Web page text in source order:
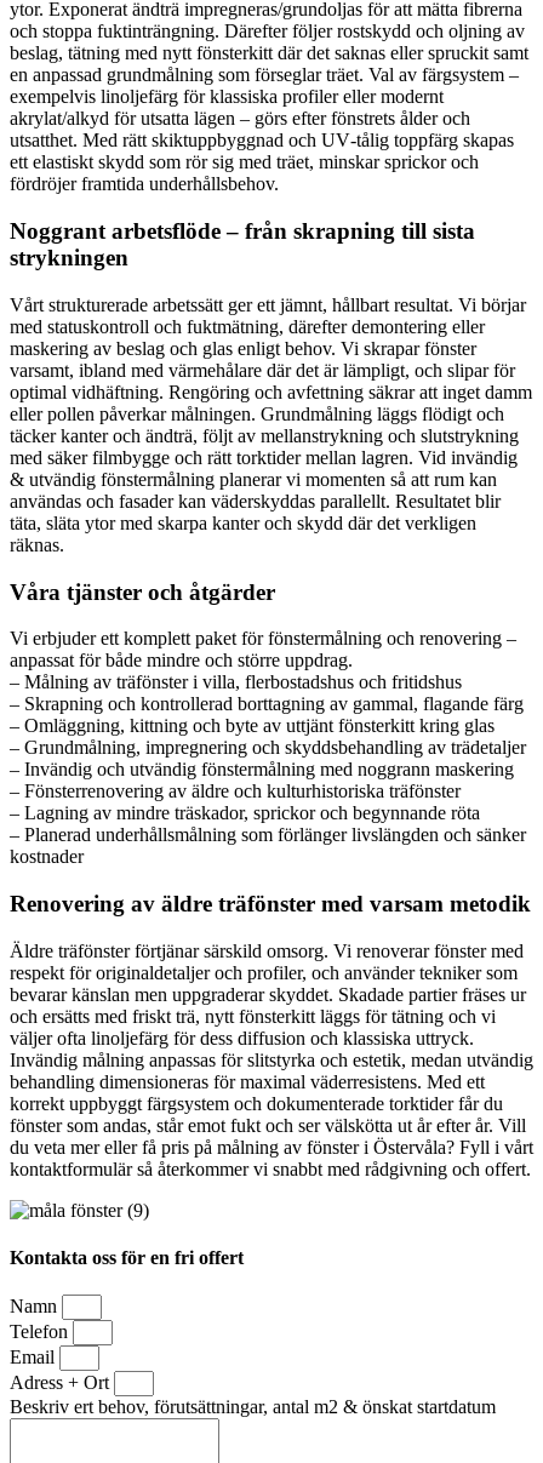
ytor. Exponerat ändträ impregneras/grundoljas för att mätta fibrerna
och stoppa fuktinträngning. Därefter följer rostskydd och oljning av
beslag, tätning med nytt fönsterkitt där det saknas eller spruckit samt
en anpassad grundmålning som förseglar träet. Val av färgsystem –
exempelvis linoljefärg för klassiska profiler eller modernt
akrylat/alkyd för utsatta lägen – görs efter fönstrets ålder och
utsatthet. Med rätt skiktuppbyggnad och UV‑tålig toppfärg skapas
ett elastiskt skydd som rör sig med träet, minskar sprickor och
fördröjer framtida underhållsbehov.
Noggrant arbetsflöde – från skrapning till sista
strykningen
Vårt strukturerade arbetssätt ger ett jämnt, hållbart resultat. Vi börjar
med statuskontroll och fuktmätning, därefter demontering eller
maskering av beslag och glas enligt behov. Vi skrapar fönster
varsamt, ibland med värmehålare där det är lämpligt, och slipar för
optimal vidhäftning. Rengöring och avfettning säkrar att inget damm
eller pollen påverkar målningen. Grundmålning läggs flödigt och
täcker kanter och ändträ, följt av mellanstrykning och slutstrykning
med säker filmbygge och rätt torktider mellan lagren. Vid invändig
& utvändig fönstermålning planerar vi momenten så att rum kan
användas och fasader kan väderskyddas parallellt. Resultatet blir
täta, släta ytor med skarpa kanter och skydd där det verkligen
räknas.
Våra tjänster och åtgärder
Vi erbjuder ett komplett paket för fönstermålning och renovering –
anpassat för både mindre och större uppdrag.
– Målning av träfönster i villa, flerbostadshus och fritidshus
– Skrapning och kontrollerad borttagning av gammal, flagande färg
– Omläggning, kittning och byte av uttjänt fönsterkitt kring glas
– Grundmålning, impregnering och skyddsbehandling av trädetaljer
– Invändig och utvändig fönstermålning med noggrann maskering
– Fönsterrenovering av äldre och kulturhistoriska träfönster
– Lagning av mindre träskador, sprickor och begynnande röta
– Planerad underhållsmålning som förlänger livslängden och sänker
kostnader
Renovering av äldre träfönster med varsam metodik
Äldre träfönster förtjänar särskild omsorg. Vi renoverar fönster med
respekt för originaldetaljer och profiler, och använder tekniker som
bevarar känslan men uppgraderar skyddet. Skadade partier fräses ur
och ersätts med friskt trä, nytt fönsterkitt läggs för tätning och vi
väljer ofta linoljefärg för dess diffusion och klassiska uttryck.
Invändig målning anpassas för slitstyrka och estetik, medan utvändig
behandling dimensioneras för maximal väderresistens. Med ett
korrekt uppbyggt färgsystem och dokumenterade torktider får du
fönster som andas, står emot fukt och ser välskötta ut år efter år. Vill
du veta mer eller få pris på målning av fönster i Östervåla? Fyll i vårt
kontaktformulär så återkommer vi snabbt med rådgivning och offert.
Kontakta oss för en fri offert
Namn
Telefon
Email
Adress + Ort
Beskriv ert behov, förutsättningar, antal m2 & önskat startdatum